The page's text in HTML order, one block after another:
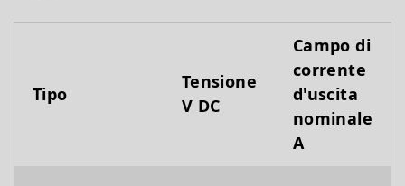
Tipo
Tensione
V DC
Campo di
corrente
d'uscita
nominale
A